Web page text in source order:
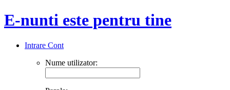
E-nunti este pentru tine
Intrare Cont
Nume utilizator: